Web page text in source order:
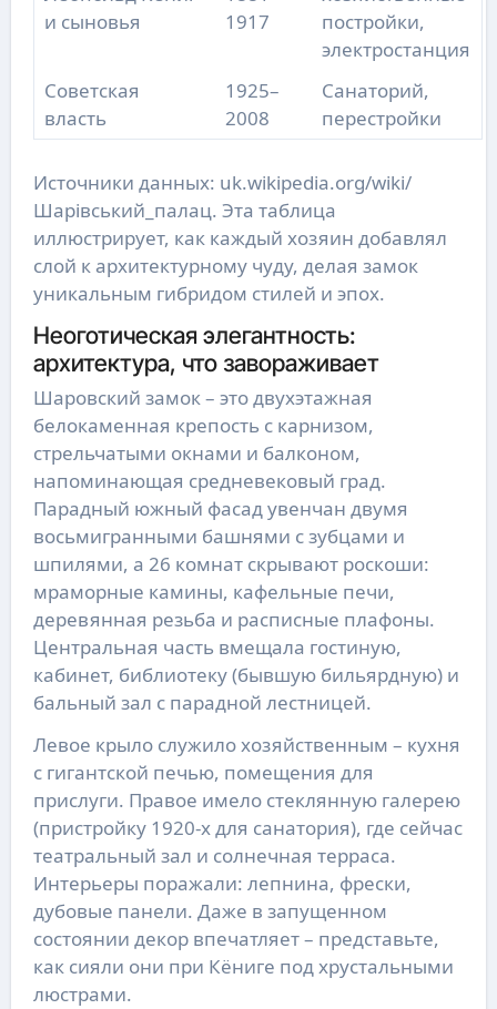
и сыновья
1917
постройки,
электростанция
Советская
власть
1925–
2008
Санаторий,
перестройки
Источники данных: uk.wikipedia.org/wiki/
Шарівський_палац. Эта таблица
иллюстрирует, как каждый хозяин добавлял
слой к архитектурному чуду, делая замок
уникальным гибридом стилей и эпох.
Неоготическая элегантность:
архитектура, что завораживает
Шаровский замок – это двухэтажная
белокаменная крепость с карнизом,
стрельчатыми окнами и балконом,
напоминающая средневековый град.
Парадный южный фасад увенчан двумя
восьмигранными башнями с зубцами и
шпилями, а 26 комнат скрывают роскоши:
мраморные камины, кафельные печи,
деревянная резьба и расписные плафоны.
Центральная часть вмещала гостиную,
кабинет, библиотеку (бывшую бильярдную) и
бальный зал с парадной лестницей.
Левое крыло служило хозяйственным – кухня
с гигантской печью, помещения для
прислуги. Правое имело стеклянную галерею
(пристройку 1920-х для санатория), где сейчас
театральный зал и солнечная терраса.
Интерьеры поражали: лепнина, фрески,
дубовые панели. Даже в запущенном
состоянии декор впечатляет – представьте,
как сияли они при Кёниге под хрустальными
люстрами.